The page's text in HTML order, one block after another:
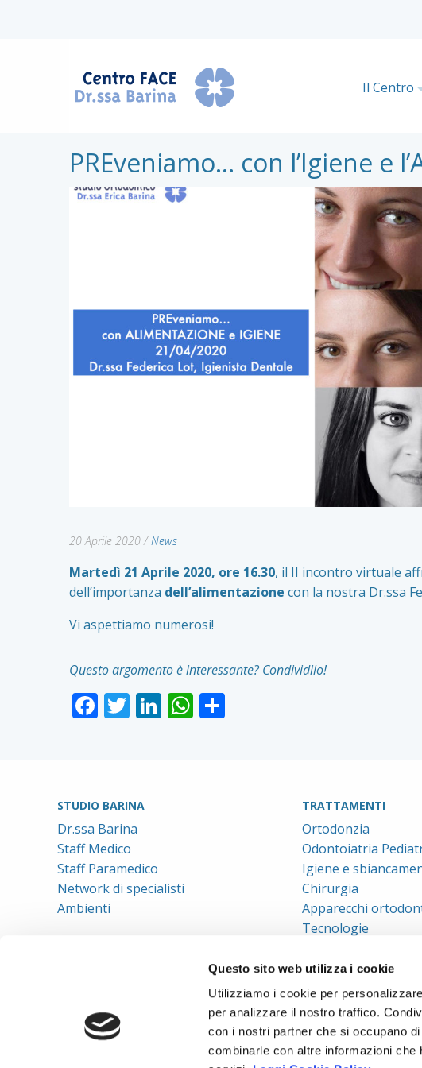
Questo sito web utilizza i cookie
Utilizziamo i cookie per
per analizzare il nostro traffico.
con i nostri partner che si occupano
combinarle con altre informazioni
Il Centro
PREveniamo… con l’Igiene e
20 Aprile 2020/News
Martedì 21 Aprile 2020, ore 16.30, il II incontro virtuale
dell’importanza dell’alimentazione con la nostra Dr.ssa
Vi aspettiamo numerosi!
Questo argomento è interessante? Condividilo!
Facebook
Twitter
LinkedIn
WhatsApp
STUDIO BARINA
Dr.ssa Barina
Staff Medico
Staff Paramedico
Network di specialisti
Ambienti
TRATTAMENTI
Ortodonzia
Odontoiatria
Igiene e
Chirurgia
Apparecchi
Tecnologie